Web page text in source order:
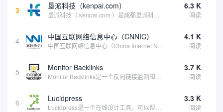
3 垦派科技（kenpai.com） 6.3 K
阅读
4 中国互联网络信息中心（CNNIC） 4.1 K
阅读
5 Monitor Backlinks 3.7 K
阅读
6 Lucidpress 3.3 K
阅读